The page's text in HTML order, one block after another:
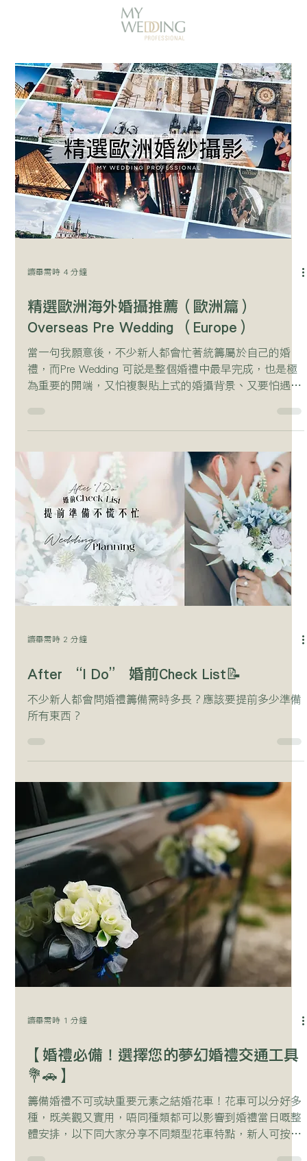
讀畢需時 4 分鐘
精選歐洲海外婚攝推薦（歐洲篇）
Overseas Pre Wedding （Europe）
當一句我願意後，不少新人都會忙著統籌屬於自己的婚
禮，而Pre Wedding 可說是整個婚禮中最早完成，也是極
為重要的開端，又怕複製貼上式的婚攝背景、又要怕遇上
讀畢需時 2 分鐘
After “I Do” 婚前Check List📝
不少新人都會問婚禮籌備需時多長？應該要提前多少準備
所有東西？
讀畢需時 1 分鐘
【婚禮必備！選擇您的夢幻婚禮交通工具
💐🚗】
籌備婚禮不可或缺重要元素之結婚花車！花車可以分好多
種，既美觀又實用，唔同種類都可以影響到婚禮當日嘅整
體安排，以下同大家分享不同類型花車特點，新人可按照